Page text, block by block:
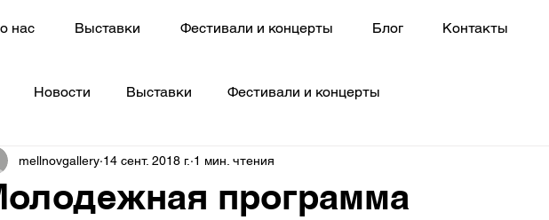
нас Выставки Фестивали и концерты Блог Контакты
Новости Выставки Фестивали и концерты
программа
mellnovgallery 14 сент. 2018 г. 1 мин. чтения